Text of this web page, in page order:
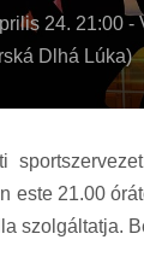
24. 21:00 -
Dlhá Lúka)
este 21.00
szolgáltatja.